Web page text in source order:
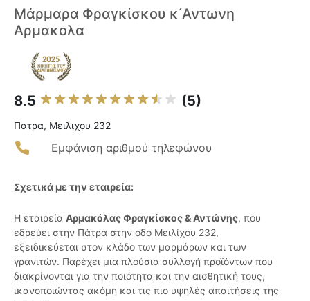
Μάρμαρα Φραγκίσκου κ ́Αντωνη
Αρμακολα
8.5 (5)
Πατρα, Μειλιχου 232
Εμφάνιση αριθμού τηλεφώνου
Σχετικά με την εταιρεία:
Η εταιρεία Αρμακόλας Φραγκίσκος & Αντώνης, που
εδρεύει στην Πάτρα στην οδό Μειλίχου 232,
εξειδικεύεται στον κλάδο των μαρμάρων και των
γρανιτών. Παρέχει μια πλούσια συλλογή προϊόντων που
διακρίνονται για την ποιότητα και την αισθητική τους,
ικανοποιώντας ακόμη και τις πιο υψηλές απαιτήσεις της